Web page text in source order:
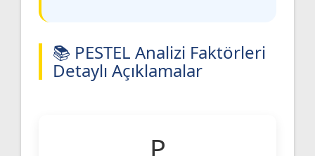
📚 PESTEL Analizi Faktörleri
Detaylı Açıklamalar
P